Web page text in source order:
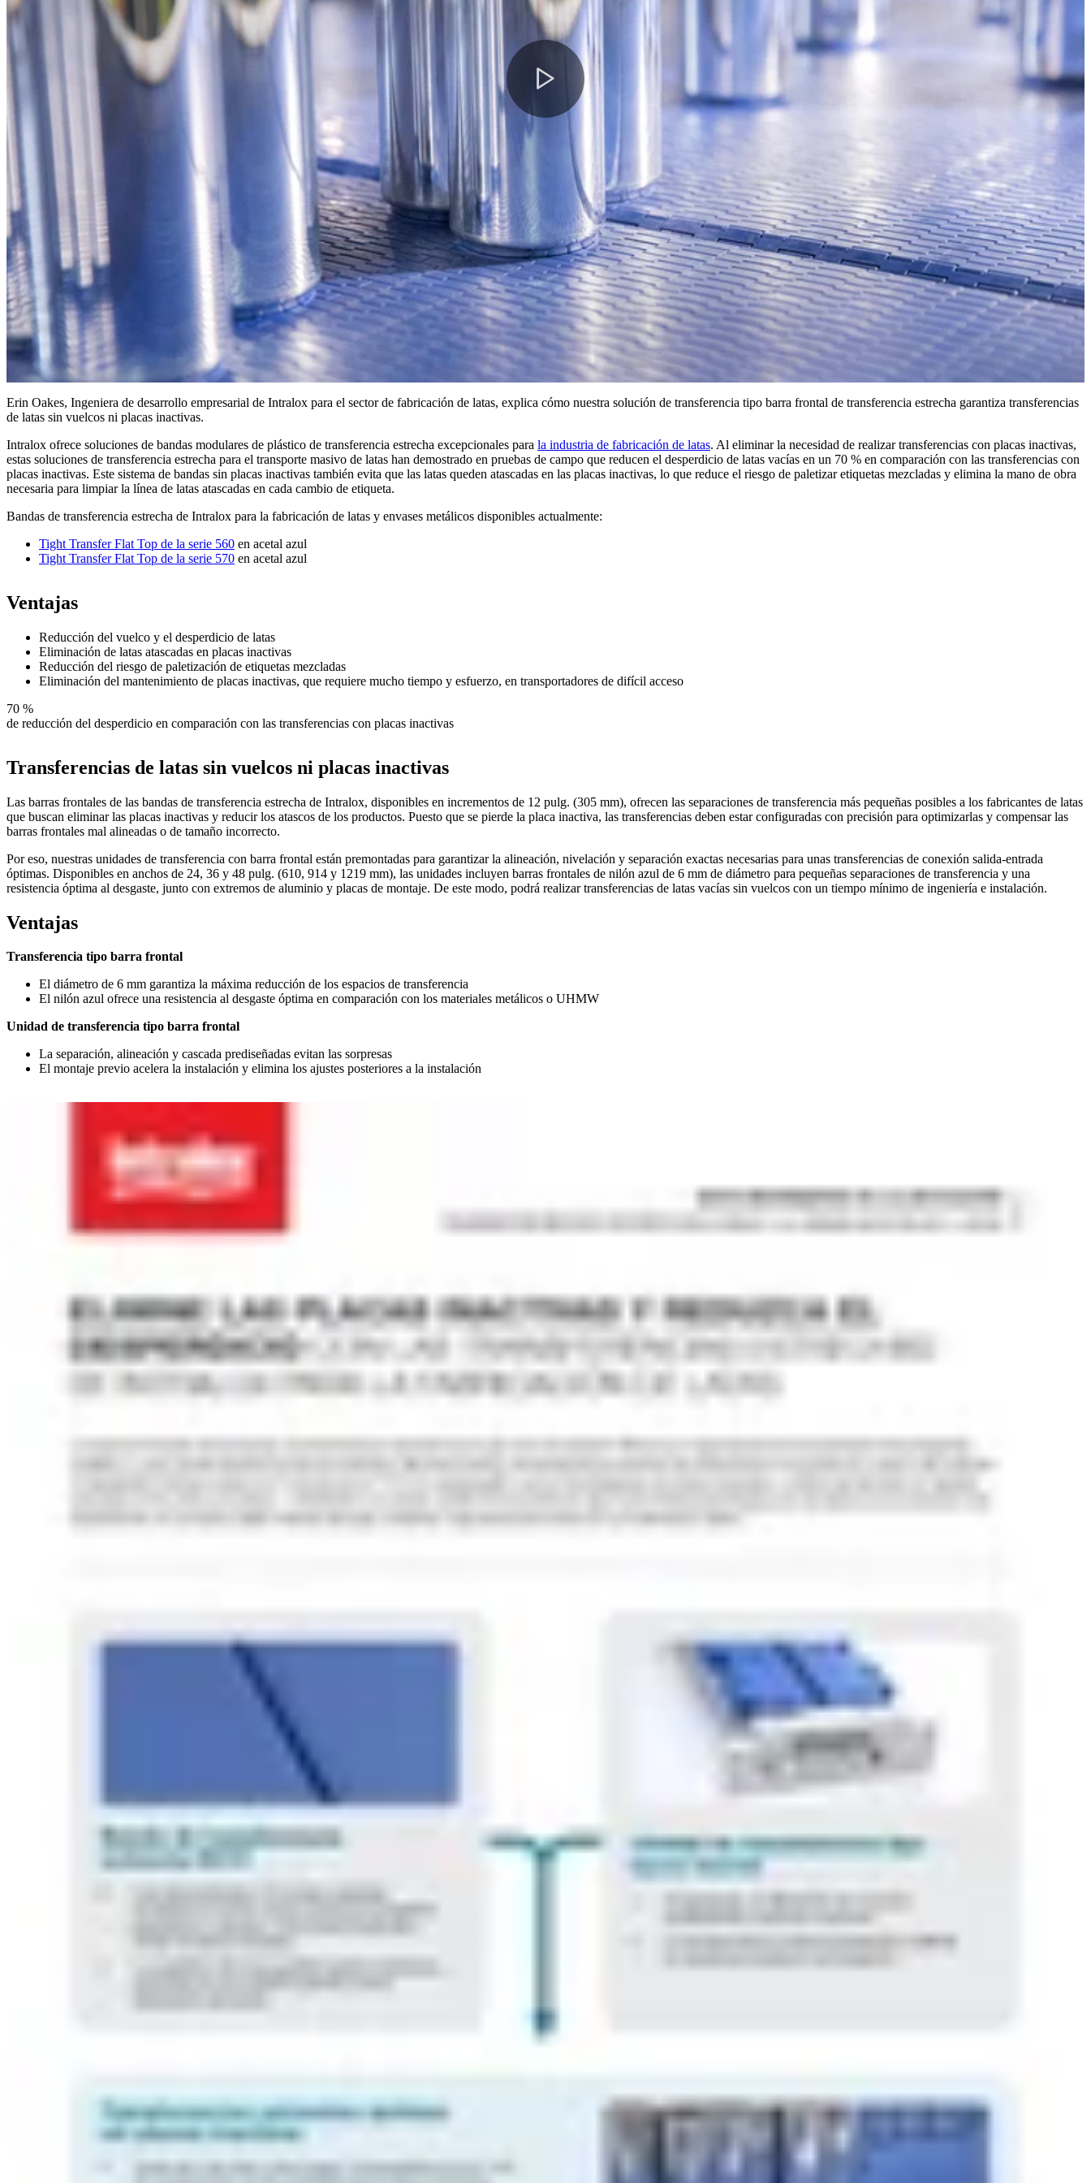
Play
Video
Erin Oakes, Ingeniera de desarrollo empresarial de Intralox para el sector de fabricación de latas, explica cómo nuestra solución de transferencia tipo barra frontal de transferencia estrecha garantiza transferencias
de latas sin vuelcos ni placas inactivas.
Intralox ofrece soluciones de bandas modulares de plástico de transferencia estrecha excepcionales para la industria de fabricación de latas. Al eliminar la necesidad de realizar transferencias con placas inactivas,
estas soluciones de transferencia estrecha para el transporte masivo de latas han demostrado en pruebas de campo que reducen el desperdicio de latas vacías en un 70 % en comparación con las transferencias con
placas inactivas. Este sistema de bandas sin placas inactivas también evita que las latas queden atascadas en las placas inactivas, lo que reduce el riesgo de paletizar etiquetas mezcladas y elimina la mano de obra
necesaria para limpiar la línea de latas atascadas en cada cambio de etiqueta.
Bandas de transferencia estrecha de Intralox para la fabricación de latas y envases metálicos disponibles actualmente:
Tight Transfer Flat Top de la serie 560 en acetal azul
Tight Transfer Flat Top de la serie 570 en acetal azul
Ventajas
Reducción del vuelco y el desperdicio de latas
Eliminación de latas atascadas en placas inactivas
Reducción del riesgo de paletización de etiquetas mezcladas
Eliminación del mantenimiento de placas inactivas, que requiere mucho tiempo y esfuerzo, en transportadores de difícil acceso
70 %
de reducción del desperdicio en comparación con las transferencias con placas inactivas
Transferencias de latas sin vuelcos ni placas inactivas
Las barras frontales de las bandas de transferencia estrecha de Intralox, disponibles en incrementos de 12 pulg. (305 mm), ofrecen las separaciones de transferencia más pequeñas posibles a los fabricantes de latas
que buscan eliminar las placas inactivas y reducir los atascos de los productos. Puesto que se pierde la placa inactiva, las transferencias deben estar configuradas con precisión para optimizarlas y compensar las
barras frontales mal alineadas o de tamaño incorrecto.
Por eso, nuestras unidades de transferencia con barra frontal están premontadas para garantizar la alineación, nivelación y separación exactas necesarias para unas transferencias de conexión salida-entrada
óptimas. Disponibles en anchos de 24, 36 y 48 pulg. (610, 914 y 1219 mm), las unidades incluyen barras frontales de nilón azul de 6 mm de diámetro para pequeñas separaciones de transferencia y una
resistencia óptima al desgaste, junto con extremos de aluminio y placas de montaje. De este modo, podrá realizar transferencias de latas vacías sin vuelcos con un tiempo mínimo de ingeniería e instalación.
Ventajas
Transferencia tipo barra frontal
El diámetro de 6 mm garantiza la máxima reducción de los espacios de transferencia
El nilón azul ofrece una resistencia al desgaste óptima en comparación con los materiales metálicos o UHMW
Unidad de transferencia tipo barra frontal
La separación, alineación y cascada prediseñadas evitan las sorpresas
El montaje previo acelera la instalación y elimina los ajustes posteriores a la instalación